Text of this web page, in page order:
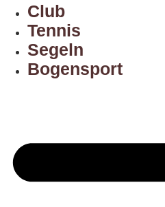
Club
Tennis
Segeln
Bogensport